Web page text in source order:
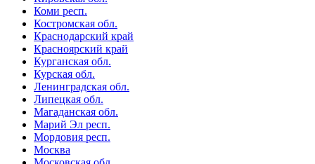
Коми респ.
Костромская обл.
Краснодарский край
Красноярский край
Курганская обл.
Курская обл.
Ленинградская обл.
Липецкая обл.
Магаданская обл.
Марий Эл респ.
Мордовия респ.
Москва